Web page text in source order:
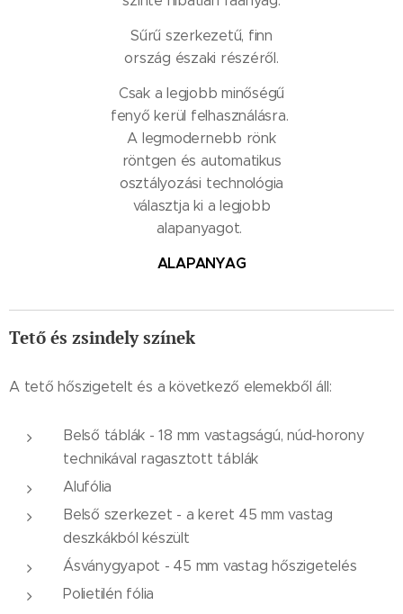
Sűrű szerkezetű, finn
ország északi részéről.
Csak a legjobb minőségű
fenyő kerül felhasználásra.
A legmodernebb rönk
röntgen és automatikus
osztályozási technológia
választja ki a legjobb
alapanyagot.
ALAPANYAG
Tető és zsindely színek
A tető hőszigetelt és a következő elemekből áll:
Belső táblák - 18 mm vastagságú, núd-horony
technikával ragasztott táblák
Alufólia
Belső szerkezet - a keret 45 mm vastag
deszkákból készült
Ásványgyapot - 45 mm vastag hőszigetelés
Polietilén fólia